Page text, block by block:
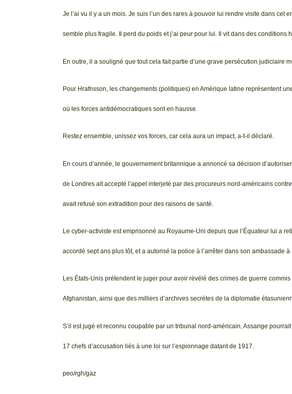
Je l’ai vu il y a un mois. Je suis l’un des rares à pouvoir lui rendre visite dans cet
semble plus fragile. Il perd du poids et j’ai peur pour lui. Il vit dans des conditions
En outre, il a souligné que tout cela fait partie d’une grave persécution judiciaire
Pour Hrafnsson, les changements (politiques) en Amérique latine représentent
où les forces antidémocratiques sont en hausse.
Restez ensemble, unissez vos forces, car cela aura un impact, a-t-il déclaré.
En cours d’année, le gouvernement britannique a annoncé sa décision
de Londres ait accepté l’appel interjeté par des procureurs nord-américains
avait refusé son extradition pour des raisons de santé.
Le cyber-activiste est emprisonné au Royaume-Uni depuis que l’Équateur lui a
accordé sept ans plus tôt, et a autorisé la police à l’arrêter dans son ambassade à
Les États-Unis prétendent le juger pour avoir révélé des crimes de guerre
Afghanistan, ainsi que des milliers d’archives secrètes de la diplomatie
S’il est jugé et reconnu coupable par un tribunal nord-américain, Assange
17 chefs d’accusation liés à une loi sur l’espionnage datant de 1917.
peo/rgh/gaz